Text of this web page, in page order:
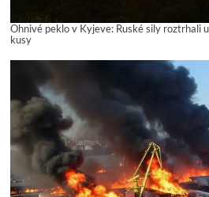
Ohnivé peklo v Kyjeve: Ruské sily roztrhali
kusy